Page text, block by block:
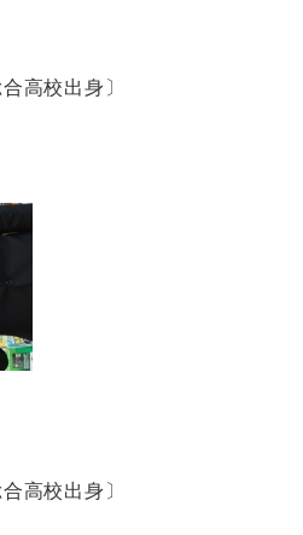
高校出身〕
高校出身〕